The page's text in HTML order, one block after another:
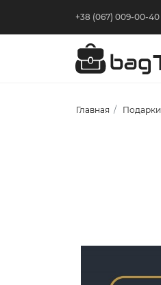
+38 (067) 009-00-40
Главная Подарки